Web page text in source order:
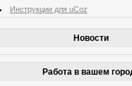
Инструкции для uCoz
Новости
Работа в вашем